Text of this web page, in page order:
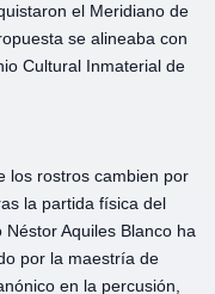
el Meridiano de
se alineaba con
Cultural Inmaterial de
los rostros cambien por
la partida física del
Aquiles Blanco ha
por la maestría de
en la percusión,